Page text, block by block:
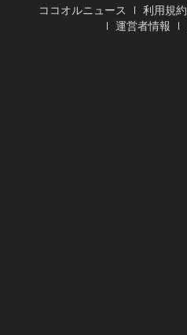
ココオルニュース 利用規約
運営者情報